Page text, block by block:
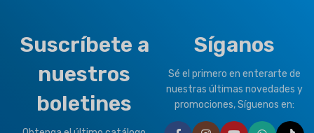
Suscríbete a
nuestros
boletines
Síganos
Sé el primero en enterarte de
nuestras últimas novedades y
promociones, Síguenos en: